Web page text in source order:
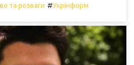
та розваги #Укрінформ